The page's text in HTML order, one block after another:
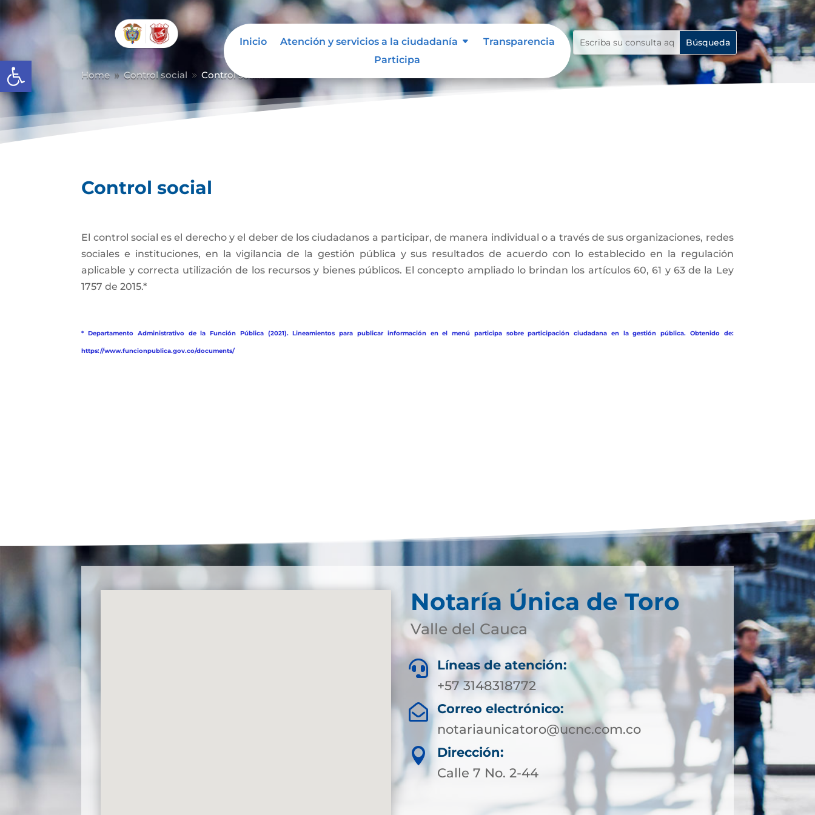
Abrir barra de herramientas
Inicio Atención y servicios a la ciudadanía
Transparencia
Participa
Home 9 Control social 9 Control social
Control social
El control social es el derecho y el deber de los ciudadanos a participar, de manera individual o a través de sus organizaciones, redes
sociales e instituciones, en la vigilancia de la gestión pública y sus resultados de acuerdo con lo establecido en la regulación
aplicable y correcta utilización de los recursos y bienes públicos. El concepto ampliado lo brindan los artículos 60, 61 y 63 de la Ley
1757 de 2015.*
* Departamento Administrativo de la Función Pública (2021). Lineamientos para publicar información en el menú participa sobre participación ciudadana en la gestión pública. Obtenido de:
https://www.funcionpublica.gov.co/documents/
Notaría Única de Toro
Valle del Cauca

Líneas de atención:
+57 3148318772
 Correo electrónico:
notariaunicatoro@ucnc.com.co

Dirección:
Calle 7 No. 2-44